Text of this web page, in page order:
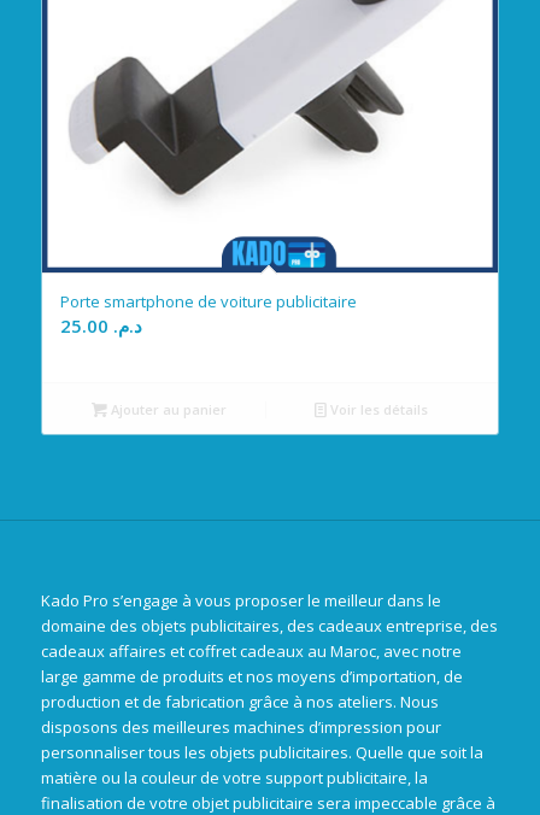
Porte smartphone de voiture publicitaire
د.م.
Ajouter au panier Voir les détails
Kado Pro s’engage à vous proposer le meilleur dans le
domaine des objets publicitaires, des cadeaux entreprise, des
cadeaux affaires et coffret cadeaux au Maroc, avec notre
large gamme de produits et nos moyens d’importation, de
production et de fabrication grâce à nos ateliers. Nous
disposons des meilleures machines d’impression pour
personnaliser tous les objets publicitaires. Quelle que soit la
matière ou la couleur de votre support publicitaire, la
finalisation de votre objet publicitaire sera impeccable grâce à